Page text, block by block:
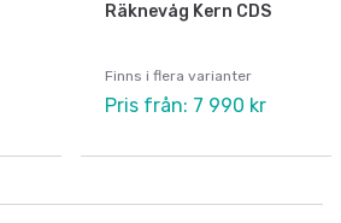
Räknevåg Kern CDS
Finns i flera varianter
Pris från: 7 990 kr